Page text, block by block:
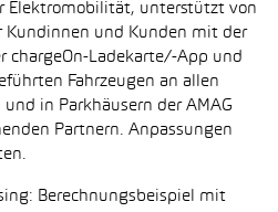
Elektromobilität, unterstützt von
Kundinnen und Kunden mit der
chargeOn-Ladekarte/-App und
Fahrzeugen an allen
in Parkhäusern der AMAG
Partnern. Anpassungen
Berechnungsbeispiel mit